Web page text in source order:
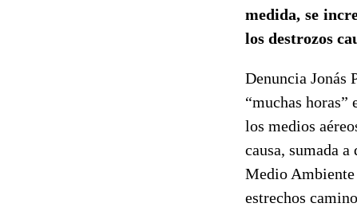
medida, se
los destrozos
Denuncia Jonás
“muchas horas”
los medios
causa, sumada
Medio Ambiente
estrechos